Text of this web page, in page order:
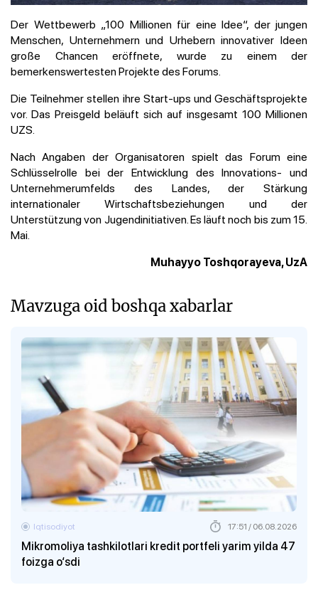
Der Wettbewerb „100 Millionen für eine Idee“, der jungen
Menschen, Unternehmern und Urhebern innovativer Ideen
große Chancen eröffnete, wurde zu einem der
bemerkenswertesten Projekte des Forums.
Die Teilnehmer stellen ihre Start-ups und Geschäftsprojekte
vor. Das Preisgeld beläuft sich auf insgesamt 100 Millionen
UZS.
Nach Angaben der Organisatoren spielt das Forum eine
Schlüsselrolle bei der Entwicklung des Innovations- und
Unternehmerumfelds des Landes, der Stärkung
internationaler Wirtschaftsbeziehungen und der
Unterstützung von Jugendinitiativen. Es läuft noch bis zum 15.
Mai.
Muhayyo Toshqorayeva, UzA
Mavzuga oid boshqa xabarlar
Mikromoliya tashkilotlari kredit portfeli yarim yilda 47
foizga o‘sdi
Iqtisodiyot 17:51 / 06.08.2026